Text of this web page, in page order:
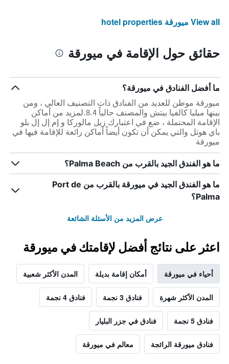
View all ميورقة hotel properties
حقائق حول الإقامة في ميورقة
ما أفضل الفنادق في ميورقة؟
ميورقة موطن للعديد من الفنادق ذات التصنيف العالي ، ومن
بينها ميليا كالفيا بيتش والمصنف حالياً 8.4.لمزيد من أماكن
الإقامة المحتملة ، ضع في اعتبارك زيل مالوركا و إم إل إل بلو
باي هوتل والتي يمكن أن تكون أيضاً أماكن رائعة للإقامة فيها في
ميورقة
ما هو الفندق الجيد بالقرب من Palma Beach؟
ما هو الفندق الجيد في ميورقة بالقرب من Port de
Palma؟
عرض المزيد من الأسئلة الشائعة
اعثر على نتائج أفضل لإقامتك في ميورقة
أحياء في ميورقة أمكان إقامة بديلة المدن الأكثر شعبية
المدن الأكثر شهرة فنادق 3 نجمة فنادق 4 نجمة
فنادق 5 نجمة فنادق في جزر البليار
فنادق ميورقة الرائجة معالم في ميورقة